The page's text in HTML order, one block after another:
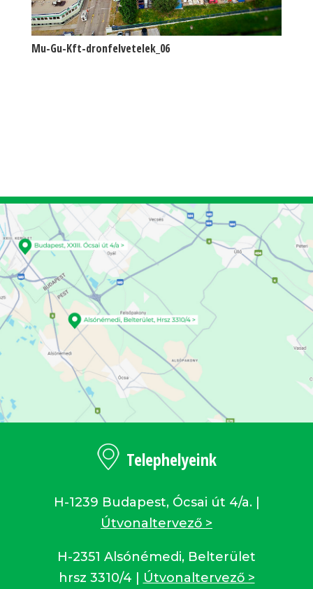
Mu-Gu-Kft-dronfelvetelek_06
Telephelyeink
H-1239 Budapest, Ócsai út 4/a. |
Útvonaltervező >
H-2351 Alsónémedi, Belterület
hrsz 3310/4 |
Útvonaltervező >